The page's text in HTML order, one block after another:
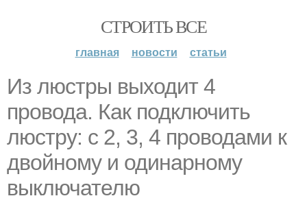
СТРОИТЬ ВСЕ
главная новости статьи
Из люстры выходит 4
провода. Как подключить
люстру: с 2, 3, 4 проводами к
двойному и одинарному
выключателю